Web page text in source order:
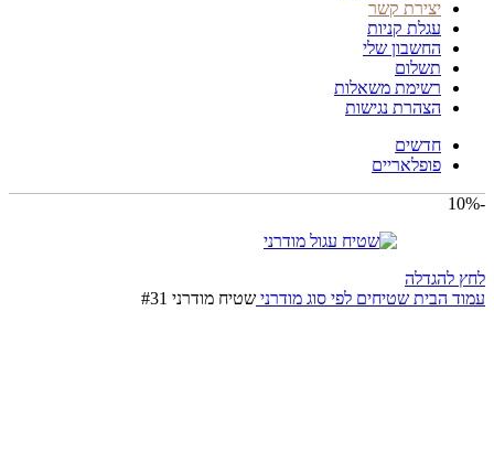
יצירת קשר
עגלת קניות
החשבון שלי
תשלום
רשימת משאלות
הצהרת נגישות
חדשים
פופלאריים
-10%
לחץ להגדלה
עמוד הבית שטיחים לפי סוג מודרני שטיח מודרני #31